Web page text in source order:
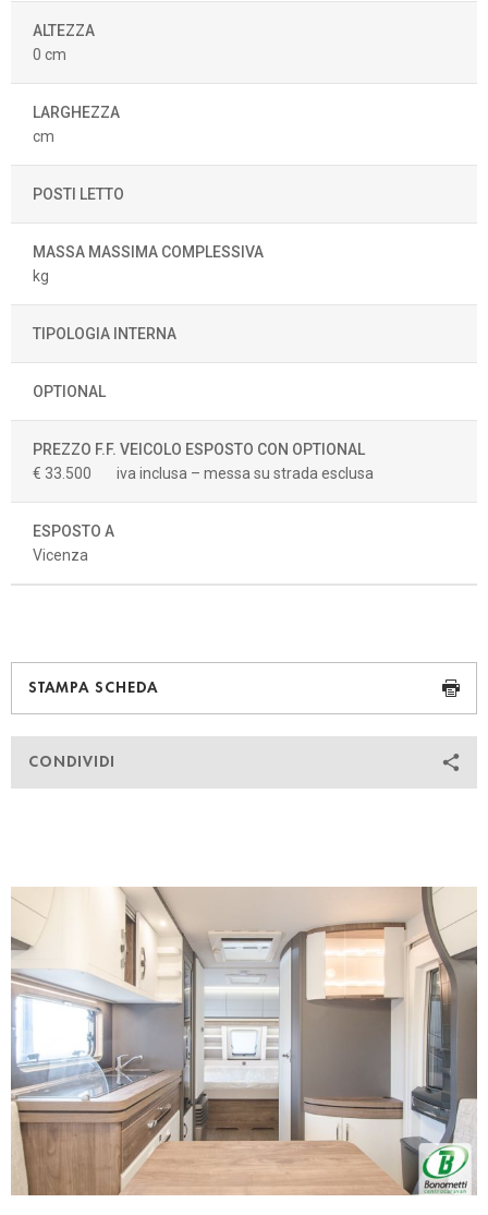
ALTEZZA
0 cm
LARGHEZZA
cm
POSTI LETTO
MASSA MASSIMA COMPLESSIVA
kg
TIPOLOGIA INTERNA
OPTIONAL
PREZZO F.F. VEICOLO ESPOSTO CON OPTIONAL
€ 33.500
iva inclusa – messa su strada esclusa
ESPOSTO A
Vicenza
STAMPA SCHEDA
CONDIVIDI